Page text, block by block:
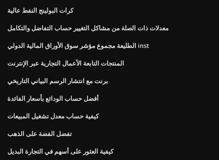
كرات البولينج النفط عالية
معدلات ذات الصلة من مشاكل التغيير حساب التفاضل والتكامل
الطليعة مجموع مؤشر سوق الأوراق المالية الدولي inst
المنتجات التابعة الأعمال التجارية عبر الإنترنت
برنت مع انتشار الرسم البياني التاريخي
أفضل حساب الودائع بأسعار الفائدة
كيفية حساب معدل تشغيل المبيعات
تفضل الفضة على الذهب
كيفية العثور على أسهم في التجارة البديل